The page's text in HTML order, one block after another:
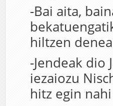
-Bai aita,
hiltzen
-Jendeak dio
iezaiozu
hitz egin